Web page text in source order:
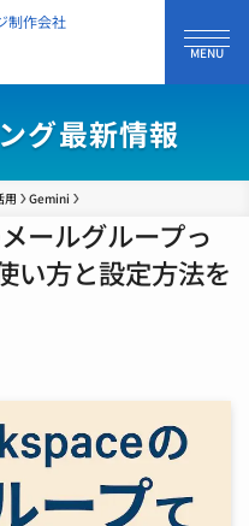
制作会社
グ最新情報
用 Gemini
ールグループっ
い方と設定方法を